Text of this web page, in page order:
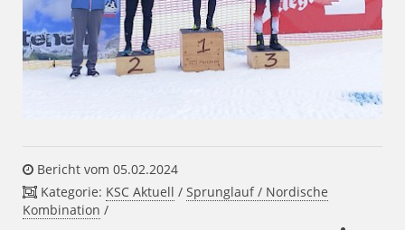
Bericht vom 05.02.2024
Kategorie: KSC Aktuell / Sprunglauf / Nordische
Kombination /